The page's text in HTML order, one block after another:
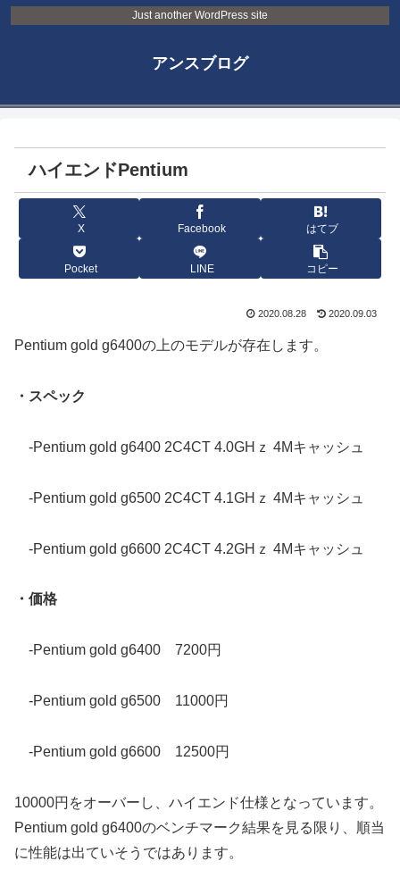
Just another WordPress site
アンスブログ
ハイエンドPentium
X Facebook はてブ
Pocket LINE コピー
2020.08.28 2020.09.03
Pentium gold g6400の上のモデルが存在します。
・スペック
-Pentium gold g6400 2C4CT 4.0GHｚ 4Mキャッシュ
-Pentium gold g6500 2C4CT 4.1GHｚ 4Mキャッシュ
-Pentium gold g6600 2C4CT 4.2GHｚ 4Mキャッシュ
・価格
-Pentium gold g6400 7200円
-Pentium gold g6500 11000円
-Pentium gold g6600 12500円
10000円をオーバーし、ハイエンド仕様となっています。
Pentium gold g6400のベンチマーク結果を見る限り、順当
に性能は出ていそうではあります。